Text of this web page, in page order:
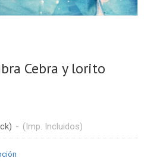
Cebra y lorito
- (Imp. Incluidos)